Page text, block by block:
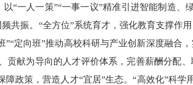
“一人一策”“一事一议”精准引进智能制造
共振。“全方位”系统育才，强化教育支撑作
”“定向班”推动高校科研与产业创新深度融合
贡献为导向的人才评价体系，完善薪酬分配
障政策，营造人才“宜居”生态。“高效化”科